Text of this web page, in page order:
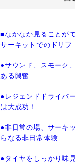
■なかなか見ることが
サーキットでのドリフ
●サウンド、スモーク
ある興奮
●レジェンドドライバ
は大成功！
●非日常の場、サーキ
らなる非日常体験
●タイヤをしっかり味